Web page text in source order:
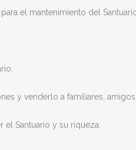
el mantenimiento del
y venderlo a familiares,
Santuario y su riqueza.